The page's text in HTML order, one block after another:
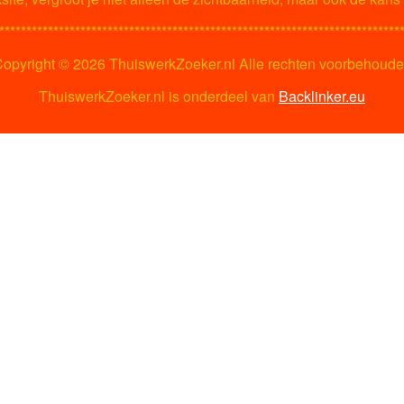
©2026 ThuiswerkZoeker.nl Alle rechten
ThuiswerkZoeker.nl is onderdeel van Backlinker.eu